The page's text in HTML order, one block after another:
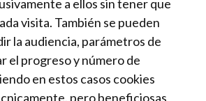
a ellos sin tener que
visita. También se pueden
la audiencia, parámetros de
el progreso y número de
en estos casos cookies
pero beneficiosas